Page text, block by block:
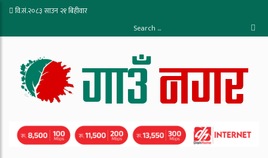
वि.सं.२०८३ साउन २१ बिहीवार